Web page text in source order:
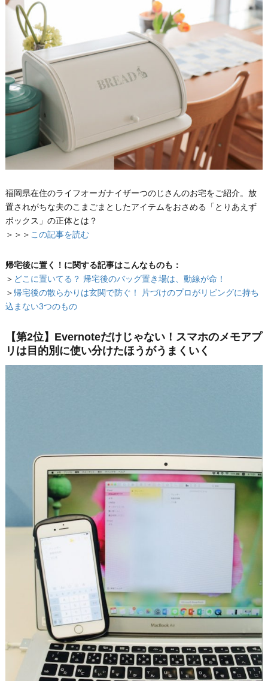
福岡県在住のライフオーガナイザーつのじさんのお宅をご紹介。放
置されがちな夫のこまごまとしたアイテムをおさめる「とりあえず
ボックス」の正体とは？
＞＞＞ この記事を読む
帰宅後に置く！に関する記事はこんなものも：
＞ どこに置いてる？ 帰宅後のバッグ置き場は、動線が命！
＞ 帰宅後の散らかりは玄関で防ぐ！ 片づけのプロがリビングに持ち
込まない3つのもの
【第2位】Evernoteだけじゃない！スマホのメモアプ
リは目的別に使い分けたほうがうまくいく